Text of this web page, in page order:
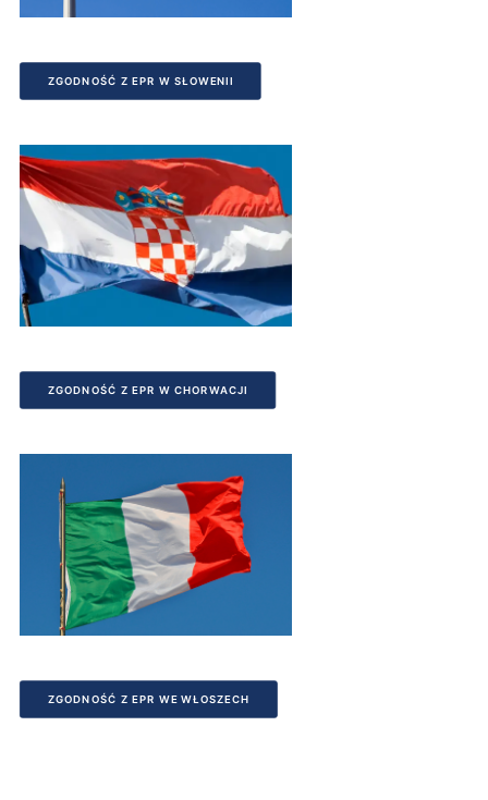
ZGODNOŚĆ Z EPR W SŁOWENII
ZGODNOŚĆ Z EPR W CHORWACJI
ZGODNOŚĆ Z EPR WE WŁOSZECH